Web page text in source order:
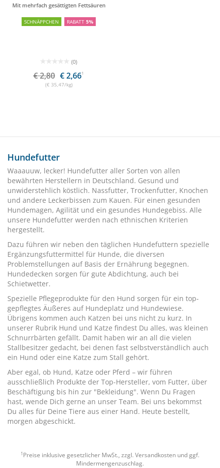
Mit mehrfach gesättigten Fettsäuren
SCHNÄPPCHEN RABATT 5%
(0)
€ 2,80 € 2,661
(€ 35,47/kg)
Hundefutter
Waaauuw, lecker! Hundefutter aller Sorten von allen
bewährten Herstellern in Deutschland. Gesund und
unwiderstehlich köstlich. Nassfutter, Trockenfutter, Knochen
und andere Leckerbissen zum Kauen. Für einen gesunden
Hundemagen, Agilität und ein gesundes Hundegebiss. Alle
unsere Hundefutter werden nach ethnischen Kriterien
hergestellt.
Dazu führen wir neben den täglichen Hundefuttern spezielle
Ergänzungsfuttermittel für Hunde, die diversen
Problemstellungen auf Basis der Ernährung begegnen.
Hundedecken sorgen für gute Abdichtung, auch bei
Schietwetter.
Spezielle Pflegeprodukte für den Hund sorgen für ein top-
gepflegtes Äußeres auf Hundeplatz und Hundewiese.
Übrigens kommen auch Katzen bei uns nicht zu kurz. In
unserer Rubrik Hund und Katze findest Du alles, was kleinen
Schnurrbärten gefällt. Damit haben wir an all die vielen
Stallbesitzer gedacht, bei denen fast selbstverständlich auch
ein Hund oder eine Katze zum Stall gehört.
Aber egal, ob Hund, Katze oder Pferd – wir führen
ausschließlich Produkte der Top-Hersteller, vom Futter, über
Beschäftigung bis hin zur "Bekleidung". Wenn Du Fragen
hast, wende Dich gerne an unser Team. Bei uns bekommst
Du alles für Deine Tiere aus einer Hand. Heute bestellt,
morgen abgeschickt.
1 Preise inklusive gesetzlicher MwSt., zzgl. Versandkosten und ggf.
Mindermengenzuschlag.